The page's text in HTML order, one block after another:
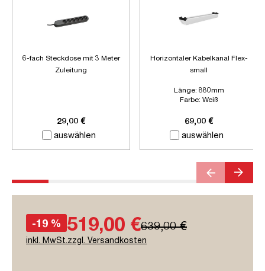
auswählen
6-fach Steckdose mit 3 Meter
Zuleitung
29,00 €
auswählen
Horizontaler Kabelkanal Flex-
small
Länge: 880mm
Farbe: Weiß
69,00 €
-19 % 519,00 €639,00 €
inkl. MwSt.zzgl. Versandkosten